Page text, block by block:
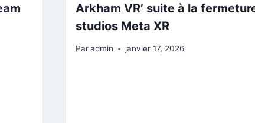
Arkham VR’ suite à la
studios Meta XR
Par admin janvier 17, 2026